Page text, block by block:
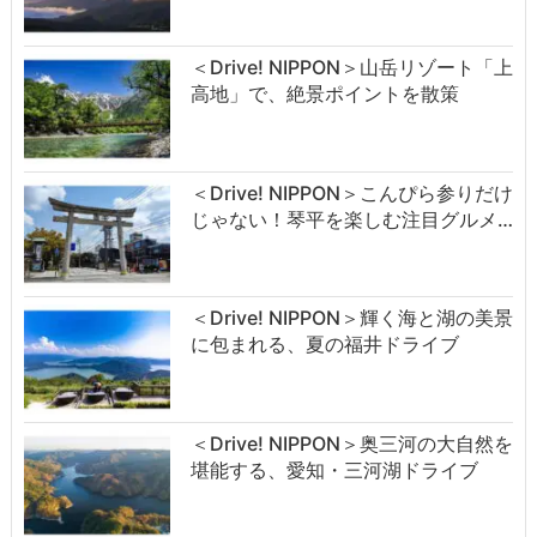
＜Drive! NIPPON＞山岳リゾート「上
高地」で、絶景ポイントを散策
＜Drive! NIPPON＞こんぴら参りだけ
じゃない！琴平を楽しむ注目グルメ…
＜Drive! NIPPON＞輝く海と湖の美景
に包まれる、夏の福井ドライブ
＜Drive! NIPPON＞奥三河の大自然を
堪能する、愛知・三河湖ドライブ